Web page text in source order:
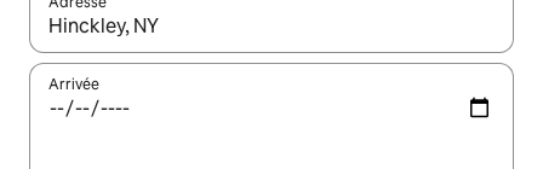
Lorsque les résultats s'affichent, utilisez les flèches vers le
Arrivée